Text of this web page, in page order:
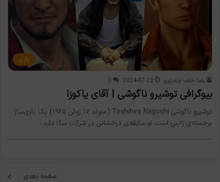
بازی
رضا خلف چعباوی 2024-07-23
0
بیوگرافی توشیرو ناگوشی | آقای یاکوزا
توشیرو ناگوشی Toshihiro Nagoshi (متولد ۱۷ ژوئن ۱۹۶۵) یک بازی‌ساز
برجسته‌ی ژاپنی است. او سابقه‌ی درخشانی در شرکت سگا دارد…
صفحه بعدی